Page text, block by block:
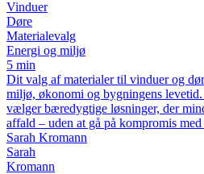
Vinduer
Døre
Materialevalg
Energi og miljø
5 min
Dit valg af materialer til vinduer og
miljø, økonomi og bygningens
vælger bæredygtige løsninger, der
affald – uden at gå på kompromis
Sarah Kromann
Sarah
Kromann